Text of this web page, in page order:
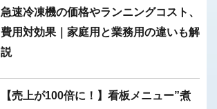
急速冷凍機の価格やランニングコスト、
費用対効果｜家庭用と業務用の違いも解
説
【売上が100倍に！】看板メニュー”煮